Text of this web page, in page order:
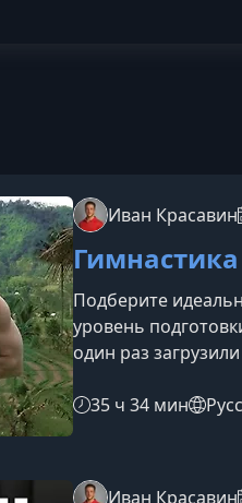
Иван Красавин
Подберите
уровень
один раз
угодно, без
вы найдете
гимнастике и
повышать
35 ч 34 мин
Иван Красавин